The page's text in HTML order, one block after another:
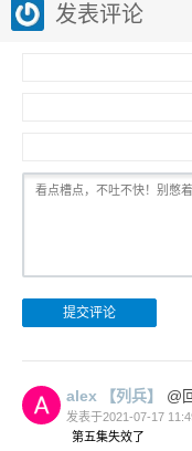
发表评论
alex 【列兵】 @
发表于2021-07-17
第五集失效了